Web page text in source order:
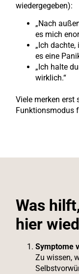
wiedergegeben):
„Nach
es mich
„Ich
es eine
„Ich halte
wirklich.“
Viele merken erst
Funktionsmodus
Was
hier
Symptome
Zu wissen,